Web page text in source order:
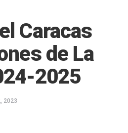
Caracas
de La
2025
2023